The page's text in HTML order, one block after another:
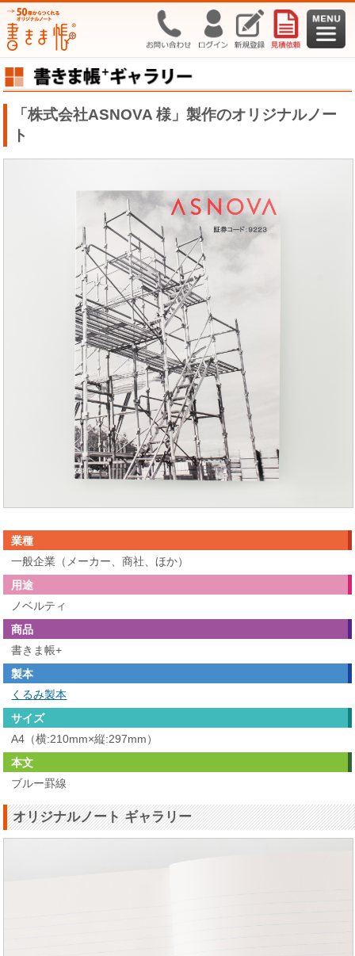
「株式会社ASNOVA 様」製作のオリジナルノー
ト
業種
一般企業（メーカー、商社、ほか）
用途
ノベルティ
商品
書きま帳+
製本
くるみ製本
サイズ
A4（横:210mm×縦:297mm）
本文
ブルー罫線
オリジナルノート ギャラリー